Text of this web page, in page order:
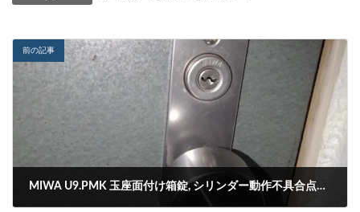
前の記事
MIWA U9.PMK 玉座面付け箱錠, シリンダー動作不具合点検修理